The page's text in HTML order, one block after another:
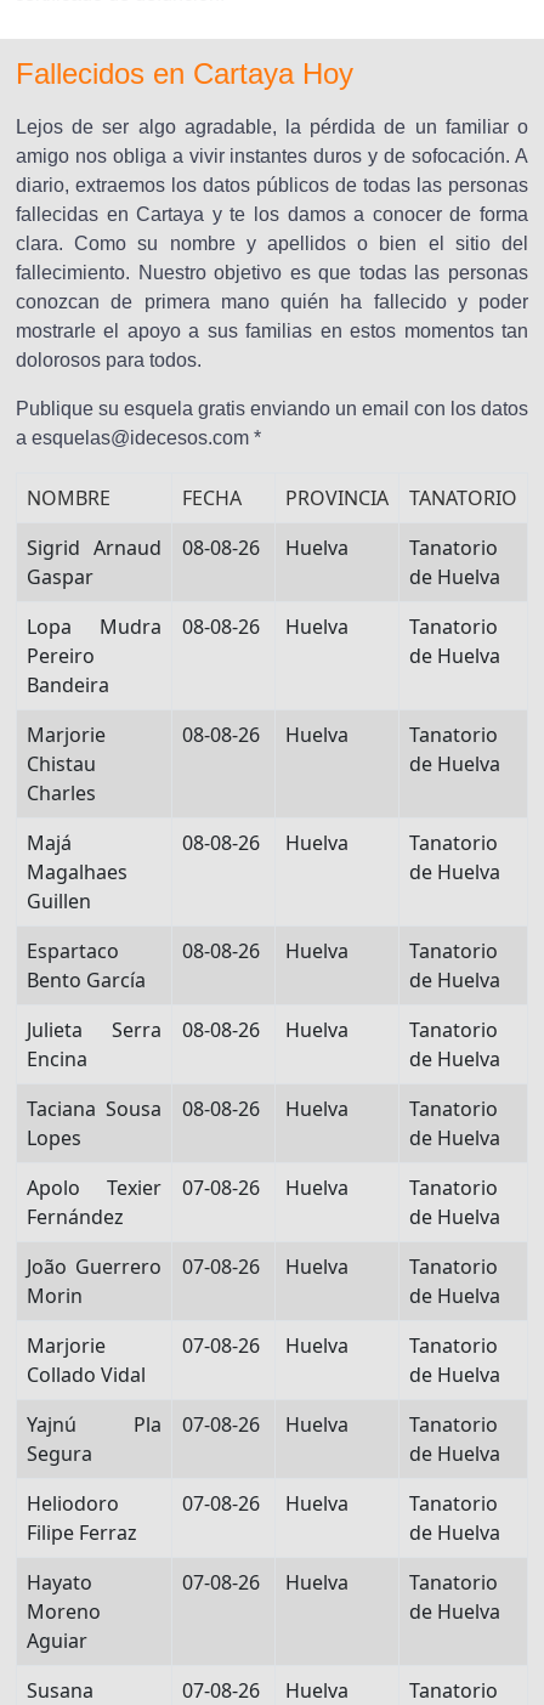
Fallecidos en Cartaya Hoy
Lejos de ser algo agradable, la pérdida de un familiar o
amigo nos obliga a vivir instantes duros y de sofocación. A
diario, extraemos los datos públicos de todas las personas
fallecidas en Cartaya y te los damos a conocer de forma
clara. Como su nombre y apellidos o bien el sitio del
fallecimiento. Nuestro objetivo es que todas las personas
conozcan de primera mano quién ha fallecido y poder
mostrarle el apoyo a sus familias en estos momentos tan
dolorosos para todos.
Publique su esquela gratis enviando un email con los datos
a esquelas@idecesos.com *
NOMBRE FECHA PROVINCIA
TANATORIO
Sigrid Arnaud
Gaspar
08-08-26 Huelva
Tanatorio
de Huelva
Lopa Mudra
Pereiro
Bandeira
08-08-26 Huelva
Tanatorio
de Huelva
Marjorie
Chistau
Charles
08-08-26 Huelva
Tanatorio
de Huelva
Majá
Magalhaes
Guillen
08-08-26 Huelva
Tanatorio
de Huelva
Espartaco
Bento García
08-08-26 Huelva
Tanatorio
de Huelva
Julieta Serra
Encina
08-08-26 Huelva
Tanatorio
de Huelva
Taciana Sousa
Lopes
08-08-26 Huelva
Tanatorio
de Huelva
Apolo Texier
Fernández
07-08-26 Huelva
Tanatorio
de Huelva
João Guerrero
Morin
07-08-26 Huelva
Tanatorio
de Huelva
Marjorie
Collado Vidal
07-08-26 Huelva
Tanatorio
de Huelva
Yajnú Pla
Segura
07-08-26 Huelva
Tanatorio
de Huelva
Heliodoro
Filipe Ferraz
07-08-26 Huelva
Tanatorio
de Huelva
Hayato
Moreno
Aguiar
07-08-26 Huelva
Tanatorio
de Huelva
Susana 07-08-26 Huelva Tanatorio